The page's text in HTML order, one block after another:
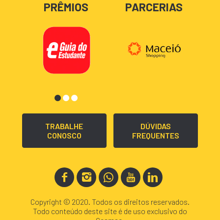
PRÊMIOS PARCERIAS
TRABALHE
CONOSCO
DÚVIDAS
FREQUENTES
Copyright © 2020. Todos os direitos reservados.
Todo conteúdo deste site é de uso exclusivo do